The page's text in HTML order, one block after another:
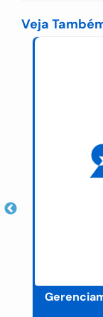
Veja